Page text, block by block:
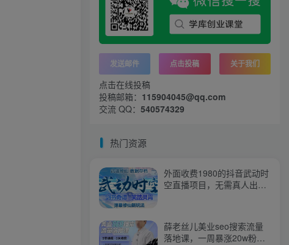
发送邮件 点击投稿 关于我们
点击在线投稿
投稿邮箱： 115904045@qq.com
交流 QQ： 540574329
热门资源
外面收费1980的抖音武动时
空直播项目，无需真人出
薛老丝儿美业seo搜索流量
落地课，一周暴涨20w粉